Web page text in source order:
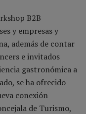
B2B
y empresas y
además de contar
e invitados
gastronómica a
se ha ofrecido
conexión
de Turismo,